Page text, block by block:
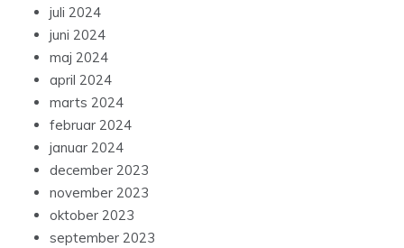
juli 2024
juni 2024
maj 2024
april 2024
marts 2024
februar 2024
januar 2024
december 2023
november 2023
oktober 2023
september 2023